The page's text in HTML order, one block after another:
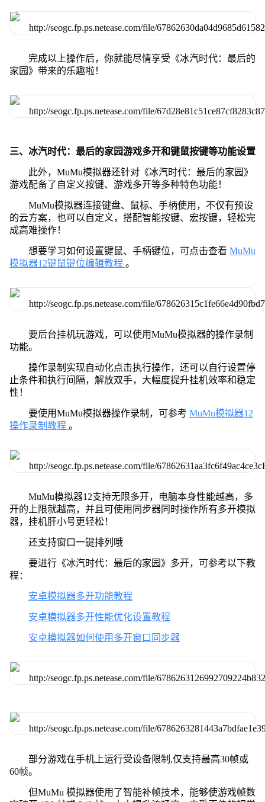
完成以上操作后，你就能尽情享受《冰汽时代：最后的
家园》带来的乐趣啦！
三、冰汽时代：最后的家园游戏多开和键鼠按键等功能设置
此外，MuMu模拟器还针对《冰汽时代：最后的家园》
游戏配备了自定义按键、游戏多开等多种特色功能！
MuMu模拟器连接键盘、鼠标、手柄使用，不仅有预设
的云方案，也可以自定义，搭配智能按键、宏按键，轻松完
成高难操作！
想要学习如何设置键鼠、手柄键位，可点击查看 MuMu
模拟器12键鼠键位编辑教程 。
要后台挂机玩游戏，可以使用MuMu模拟器的操作录制
功能。
操作录制实现自动化点击执行操作，还可以自行设置停
止条件和执行间隔，解放双手，大幅度提升挂机效率和稳定
性！
要使用MuMu模拟器操作录制，可参考 MuMu模拟器12
操作录制教程 。
MuMu模拟器12支持无限多开，电脑本身性能越高，多
开的上限就越高，并且可使用同步器同时操作所有多开模拟
器，挂机肝小号更轻松！
还支持窗口一键排列哦
要进行《冰汽时代：最后的家园》多开，可参考以下教
程：
安卓模拟器多开功能教程
安卓模拟器多开性能优化设置教程
安卓模拟器如何使用多开窗口同步器
部分游戏在手机上运行受设备限制,仅支持最高30帧或
60帧。
但MuMu 模拟器使用了智能补帧技术，能够使游戏帧数